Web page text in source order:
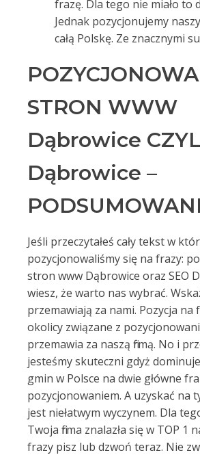
frazę. Dla tego nie miało to
Jednak pozycjonujemy
całą Polskę. Ze znacznymi
STRON WWW
Dąbrowice
Dąbrowice –
Jeśli przeczytałeś cały tekst w
pozycjonowaliśmy się na frazy:
stron www Dąbrowice oraz SEO
wiesz, że warto nas wybrać.
przemawiają za nami. Pozycja na
okolicy związane z
przemawia za naszą firmą. No i
jesteśmy skuteczni gdyż
gmin w Polsce na dwie główne
pozycjonowaniem. A uzyskać na
jest niełatwym wyczynem. Dla
Twoja firma znalazła się w TOP 1
frazy pisz lub dzwoń teraz. Nie